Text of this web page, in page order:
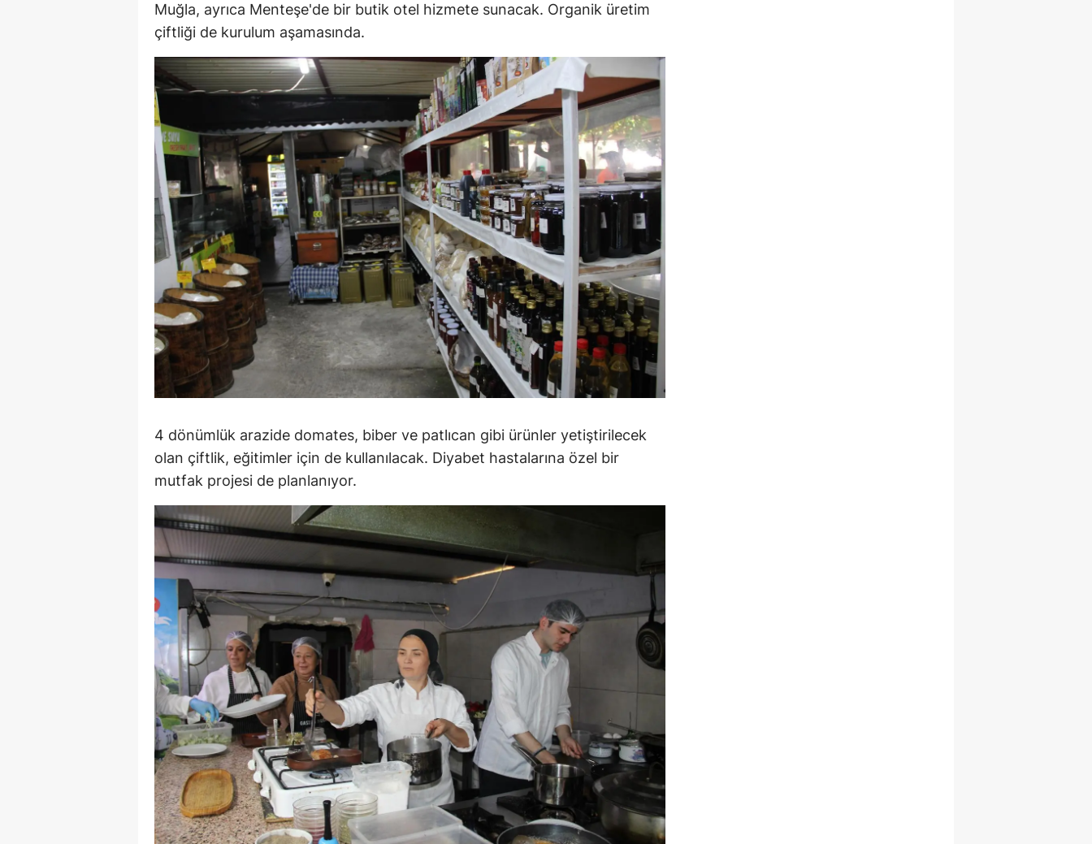
Tunceli
Yozgat
Zonguldak
Aksaray
Bayburt
Karaman
Kırıkkale
Batman
Şırnak
Ardahan
Yalova
Karabük
Kilis
Osmaniye
Düzce
Muğla, ayrıca Menteşe'de bir butik otel hizmete sunacak. Organik üretim
çiftliği de kurulum aşamasında.
4 dönümlük arazide domates, biber ve patlıcan gibi ürünler yetiştirilecek
olan çiftlik, eğitimler için de kullanılacak. Diyabet hastalarına özel bir
mutfak projesi de planlanıyor.